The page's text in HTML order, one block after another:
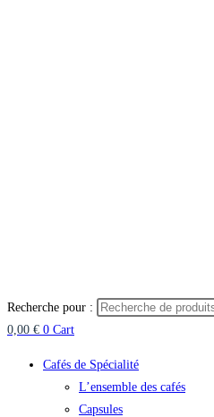
Recherche pour :
0,00 € 0 Cart
Cafés de Spécialité
L’ensemble des cafés
Capsules